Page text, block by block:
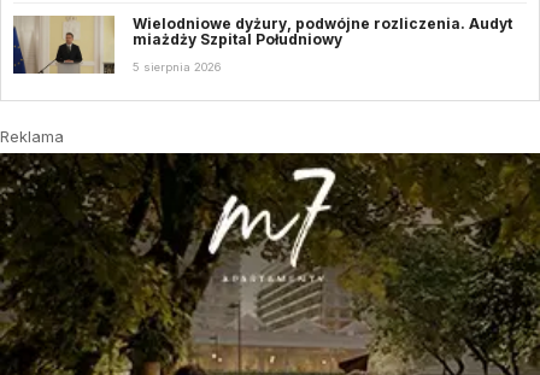
Wielodniowe dyżury, podwójne rozliczenia. Audyt
miażdży Szpital Południowy
5 sierpnia 2026
Reklama